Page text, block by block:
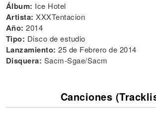
Álbum: Ice Hotel
Artista: XXXTentacion
Año: 2014
Tipo: Disco de estudio
Lanzamiento: 25 de Febrero de 2014
Disquera: Sacm-Sgae/Sacm
Canciones